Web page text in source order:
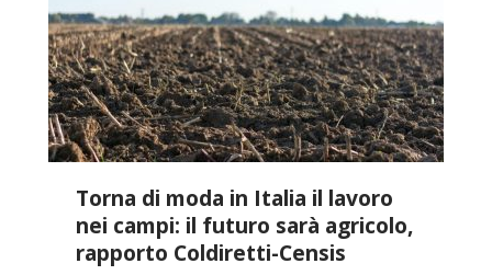
Torna di moda in Italia il lavoro
nei campi: il futuro sarà agricolo,
rapporto Coldiretti-Censis